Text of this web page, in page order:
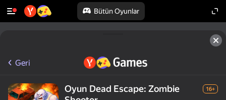
Bütün Oyunlar
Geri
Oyun Dead Escape: Zombie
16+